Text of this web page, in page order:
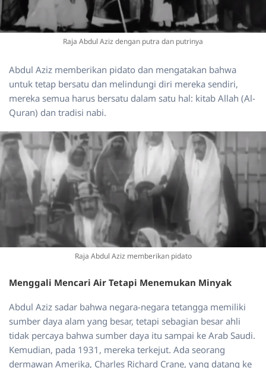
Raja Abdul Aziz dengan putra dan putrinya
Abdul Aziz memberikan pidato dan mengatakan bahwa
untuk tetap bersatu dan melindungi diri mereka sendiri,
mereka semua harus bersatu dalam satu hal: kitab Allah (Al-
Quran) dan tradisi nabi.
Raja Abdul Aziz memberikan pidato
Menggali Mencari Air Tetapi Menemukan Minyak
Abdul Aziz sadar bahwa negara-negara tetangga memiliki
sumber daya alam yang besar, tetapi sebagian besar ahli
tidak percaya bahwa sumber daya itu sampai ke Arab Saudi.
Kemudian, pada 1931, mereka terkejut. Ada seorang
dermawan Amerika, Charles Richard Crane, yang datang ke